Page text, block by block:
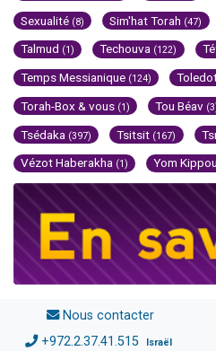
Sexualité (8) Sim'hat Torah (47)
Talmud (1) Techouva (122)
Temps Messianique (124)
Torah-Box & vous (1) Tou Béav
Tsédaka (397) Tsitsit (167)
Vézot Haberakha (1) Yom
Nous contacter
+972.2.37.41.515 Israël